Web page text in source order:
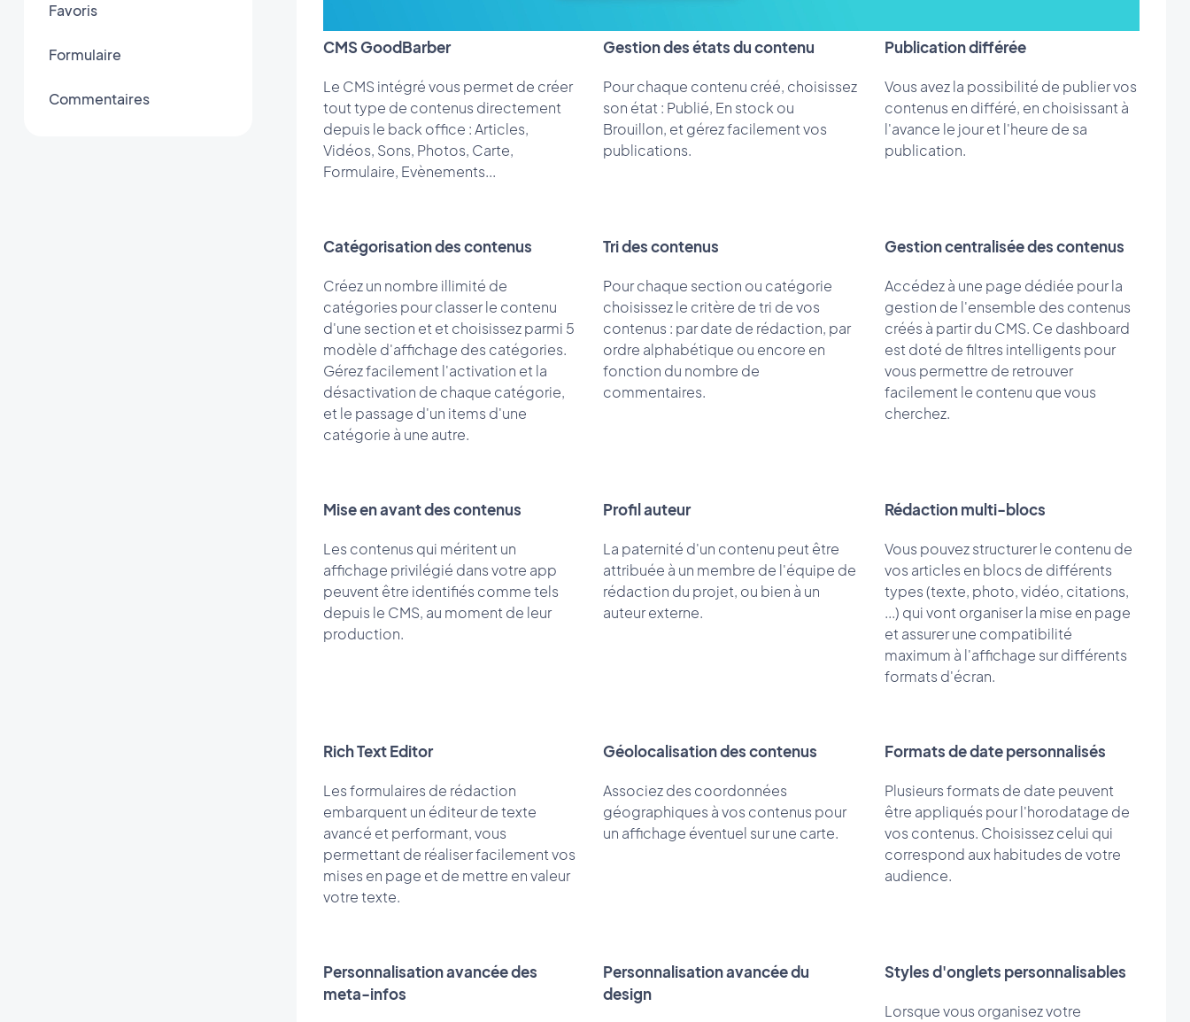
Favoris
Formulaire
Commentaires
CMS GoodBarber
Le CMS intégré vous permet de créer
tout type de contenus directement
depuis le back office : Articles,
Vidéos, Sons, Photos, Carte,
Formulaire, Evènements...
Gestion des états du contenu
Pour chaque contenu créé, choisissez
son état : Publié, En stock ou
Brouillon, et gérez facilement vos
publications.
Publication différée
Vous avez la possibilité de publier vos
contenus en différé, en choisissant à
l'avance le jour et l'heure de sa
publication.
Catégorisation des contenus
Créez un nombre illimité de
catégories pour classer le contenu
d'une section et et choisissez parmi 5
modèle d'affichage des catégories.
Gérez facilement l'activation et la
désactivation de chaque catégorie,
et le passage d'un items d'une
catégorie à une autre.
Tri des contenus
Pour chaque section ou catégorie
choisissez le critère de tri de vos
contenus : par date de rédaction, par
ordre alphabétique ou encore en
fonction du nombre de
commentaires.
Gestion centralisée des contenus
Accédez à une page dédiée pour la
gestion de l'ensemble des contenus
créés à partir du CMS. Ce dashboard
est doté de filtres intelligents pour
vous permettre de retrouver
facilement le contenu que vous
cherchez.
Mise en avant des contenus
Les contenus qui méritent un
affichage privilégié dans votre app
peuvent être identifiés comme tels
depuis le CMS, au moment de leur
production.
Profil auteur
La paternité d'un contenu peut être
attribuée à un membre de l'équipe de
rédaction du projet, ou bien à un
auteur externe.
Rédaction multi-blocs
Vous pouvez structurer le contenu de
vos articles en blocs de différents
types (texte, photo, vidéo, citations,
...) qui vont organiser la mise en page
et assurer une compatibilité
maximum à l'affichage sur différents
formats d'écran.
Rich Text Editor
Les formulaires de rédaction
embarquent un éditeur de texte
avancé et performant, vous
permettant de réaliser facilement vos
mises en page et de mettre en valeur
votre texte.
Géolocalisation des contenus
Associez des coordonnées
géographiques à vos contenus pour
un affichage éventuel sur une carte.
Formats de date personnalisés
Plusieurs formats de date peuvent
être appliqués pour l'horodatage de
vos contenus. Choisissez celui qui
correspond aux habitudes de votre
audience.
Personnalisation avancée des
meta-infos
Personnalisation avancée du
design
Styles d'onglets personnalisables
Lorsque vous organisez votre